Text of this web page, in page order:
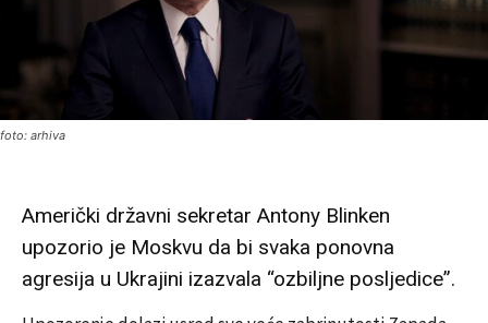
foto: arhiva
Američki državni sekretar Antony Blinken
upozorio je Moskvu da bi svaka ponovna
agresija u Ukrajini izazvala “ozbiljne posljedice”.